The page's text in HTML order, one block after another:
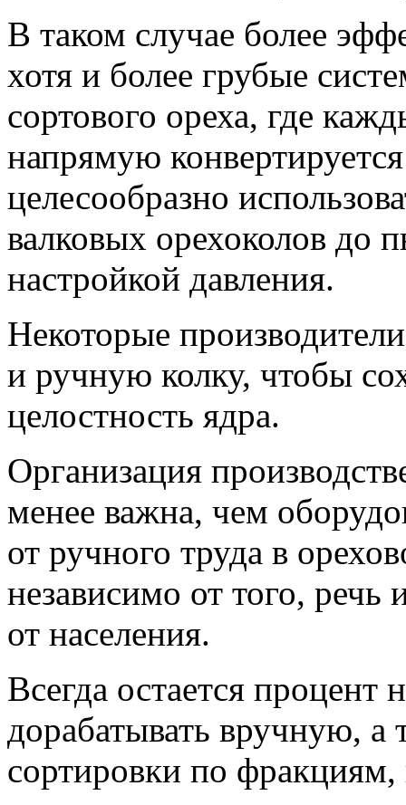
В таком случае более
хотя и более грубые
сортового ореха, где
напрямую
целесообразно
валковых орехоколов до
настройкой давления.
Некоторые
и ручную колку, чтобы
целостность ядра.
Организация
менее важна, чем
от ручного труда в
независимо от того, речь
от населения.
Всегда остается
дорабатывать вручную, а
сортировки по фракциям,